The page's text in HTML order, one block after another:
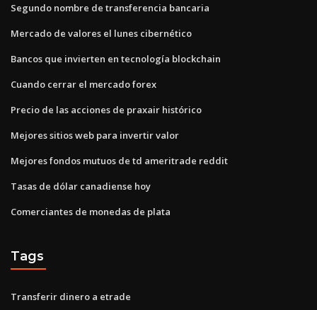
Segundo nombre de transferencia bancaria
Mercado de valores el lunes cibernético
Bancos que invierten en tecnología blockchain
Cuando cerrar el mercado forex
Precio de las acciones de praxair histórico
Mejores sitios web para invertir valor
Mejores fondos mutuos de td ameritrade reddit
Tasas de dólar canadiense hoy
Comerciantes de monedas de plata
Tags
Transferir dinero a etrade